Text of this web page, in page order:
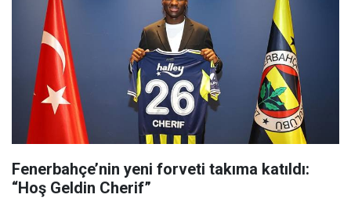
Fenerbahçe’nin yeni forveti takıma katıldı:
“Hoş Geldin Cherif”